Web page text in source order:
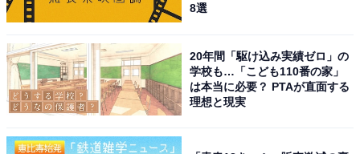
ープ経営体制に移行。2020年7月には金融持ち株会社ソ
ニーフィナンシャルホールディングスを完全子会社化。
ハードだけではなく、ゲームやエンタテイメント、金融
シフトを進めています。
8選
20年間「駆け込み実績ゼロ」の
学校も…「こども110番の家」
は本当に必要？ PTAが直面する
理想と現実